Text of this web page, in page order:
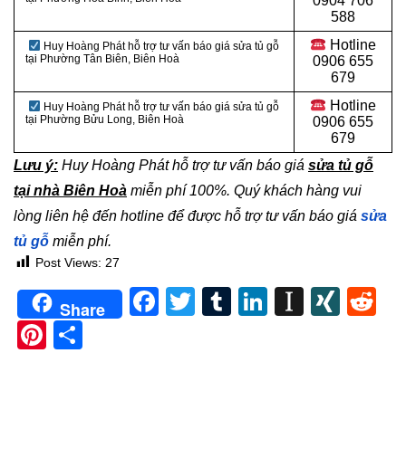
588
Huy Hoàng Phát hỗ trợ tư vấn báo giá sửa tủ gỗ
tại Phường Tân Biên, Biên Hoà
Hotline
0906 655
679
Huy Hoàng Phát hỗ trợ tư vấn báo giá sửa tủ gỗ
tại Phường Bửu Long, Biên Hoà
Hotline
0906 655
679
Lưu ý: Huy Hoàng Phát hỗ trợ tư vấn báo giá sửa tủ gỗ
tại nhà Biên Hoà miễn phí 100%. Quý khách hàng vui
lòng liên hệ đến hotline để được hỗ trợ tư vấn báo giá sửa
tủ gỗ miễn phí.
Post Views: 27
Share Facebook
TwitterTumblrLinkedIn
Pinterest